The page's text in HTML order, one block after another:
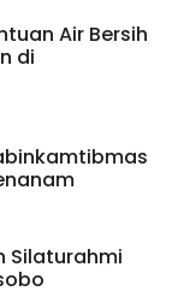
Air Bersih
di
Silaturahmi